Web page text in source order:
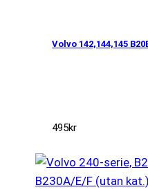
Volvo 142,144,145
495kr